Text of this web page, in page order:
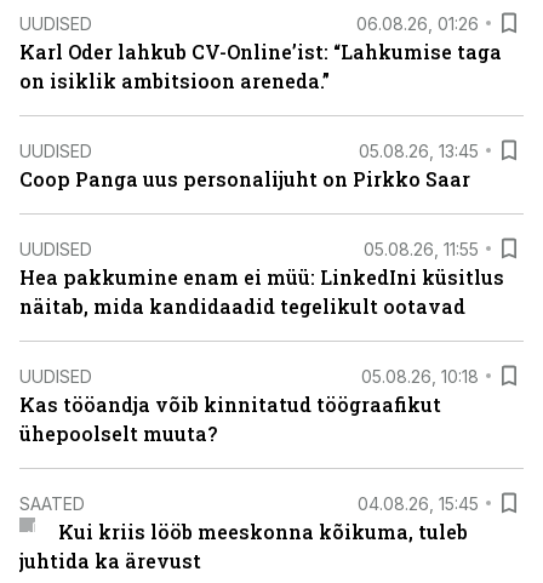
UUDISED 06.08.26, 01:26
Karl Oder lahkub CV-Online’ist: “Lahkumise taga
on isiklik ambitsioon areneda.”
UUDISED 05.08.26, 13:45
Coop Panga uus personalijuht on Pirkko Saar
UUDISED 05.08.26, 11:55
Hea pakkumine enam ei müü: LinkedIni küsitlus
näitab, mida kandidaadid tegelikult ootavad
UUDISED 05.08.26, 10:18
Kas tööandja võib kinnitatud töögraafikut
ühepoolselt muuta?
SAATED 04.08.26, 15:45
Kui kriis lööb meeskonna kõikuma, tuleb
juhtida ka ärevust